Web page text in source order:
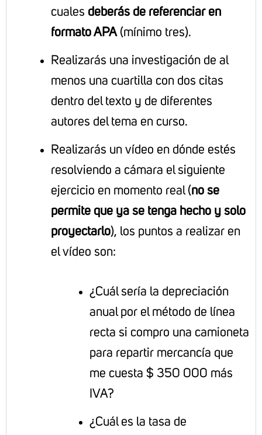
cuales deberás de referenciar en
formato APA(mínimo tres).
Realizarás una investigación de al
menos una cuartilla con dos citas
dentro del texto y de diferentes
autores del tema en curso.
Realizarás un vídeo en dónde estés
resolviendo a cámara el siguiente
ejercicio en momento real (no se
permite que ya se tenga hecho y solo
proyectarlo), los puntos a realizar en
el vídeo son:
¿Cuál sería la depreciación
anual por el método de línea
recta si compro una camioneta
para repartir mercancía que
me cuesta $ 350 000 más
IVA?
¿Cuál es la tasa de